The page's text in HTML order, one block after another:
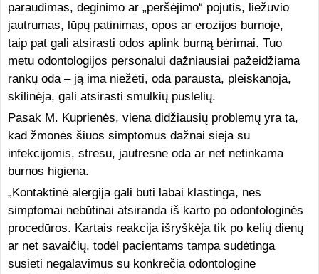
paraudimas, deginimo ar „peršėjimo“ pojūtis, liežuvio
jautrumas, lūpų patinimas, opos ar erozijos burnoje,
taip pat gali atsirasti odos aplink burną bėrimai. Tuo
metu odontologijos personalui dažniausiai pažeidžiama
rankų oda – ją ima niežėti, oda parausta, pleiskanoja,
skilinėja, gali atsirasti smulkių pūslelių.
Pasak M. Kuprienės, viena didžiausių problemų yra ta,
kad žmonės šiuos simptomus dažnai sieja su
infekcijomis, stresu, jautresne oda ar net netinkama
burnos higiena.
„Kontaktinė alergija gali būti labai klastinga, nes
simptomai nebūtinai atsiranda iš karto po odontologinės
procedūros. Kartais reakcija išryškėja tik po kelių dienų
ar net savaičių, todėl pacientams tampa sudėtinga
susieti negalavimus su konkrečia odontologine